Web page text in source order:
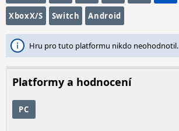
XboxX/S Switch Android
Hru pro tuto platformu nikdo neohodnotil.
Platformy a hodnocení
PC